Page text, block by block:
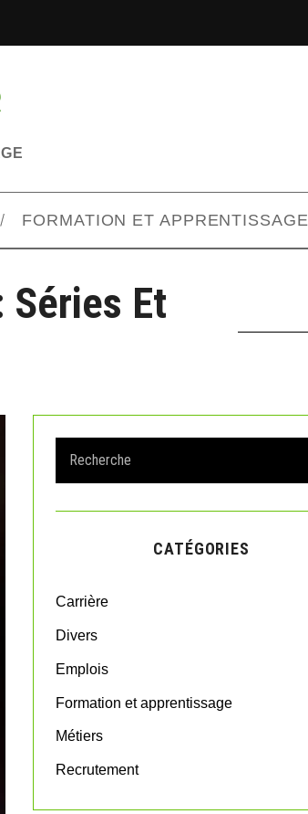
FORMATION ET APPRENTISSAGE
Séries Et
a
r
o
CATÉGORIES
Carrière
Divers
Emplois
Formation et apprentissage
Métiers
Recrutement